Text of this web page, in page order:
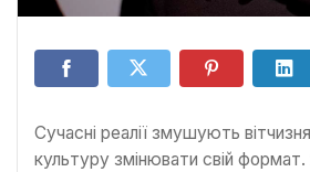
Сучасні реалії змушують
культуру змінювати свій формат.